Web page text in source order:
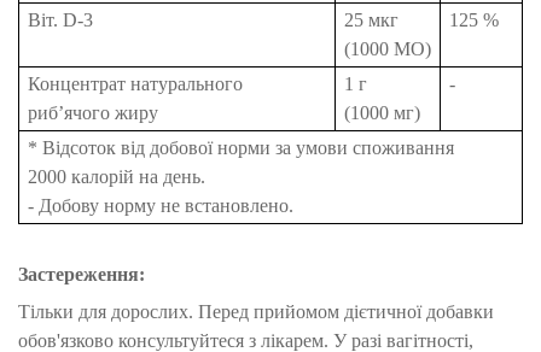
Віт. D-3
25 мкг
(1000 МО)
125 %
Концентрат натурального
риб’ячого жиру
1 г
(1000 мг)
-
* Відсоток від добової норми за умови споживання
2000 калорій на день.
- Добову норму не встановлено.
Застереження:
Тільки для дорослих. Перед прийомом дієтичної добавки
обов'язково консультуйтеся з лікарем. У разі вагітності,